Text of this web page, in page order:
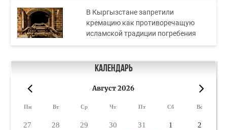
В Кыргызстане запретили
кремацию как противоречащую
исламской традиции погребения
Календарь
Август 2026
Пн Вт Ср Чт Пт Сб Вс
27 28 29 30 31 1 2